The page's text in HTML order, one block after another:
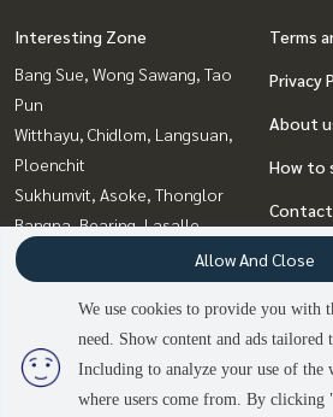
2 people are
Interesting Zone
Bang Sue, Wong Sawang, Tao
Pun
Witthayu, Chidlom, Langsuan,
Ploenchit
Sukhumvit, Asoke, Thonglor
Bangna, Bearing, Lasalle
Chaengwatana, Muangthong
Rattanathibet, Sanambinna
Rama9, Petchburi, RCA
Ladprao, Central Ladprao
Terms
Privacy
About
How to
Contact
We use cookies to provide you with
need. Show content and ads tailored
Including to analyze your use of the
where users come from. By
Allow And Close